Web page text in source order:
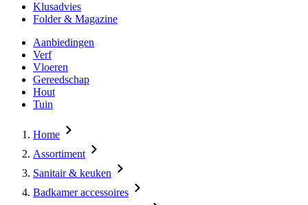
Klusadvies
Folder & Magazine
Aanbiedingen
Verf
Vloeren
Gereedschap
Hout
Tuin
Home
Assortiment
Sanitair & keuken
Badkamer accessoires